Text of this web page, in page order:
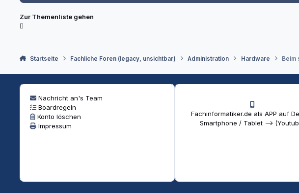
Zur Themenliste gehen
Startseite Fachliche Foren (legacy, unsichtbar) Administration Hardware Beim
Nachricht an's Team
Boardregeln
Konto löschen
Impressum
Fachinformatiker.de als APP auf
Smartphone / Tablet -->